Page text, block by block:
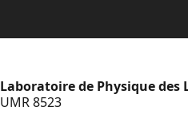
Laboratoire de Physique des
UMR 8523